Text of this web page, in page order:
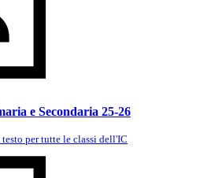
e Secondaria 25-26
per tutte le classi dell'IC